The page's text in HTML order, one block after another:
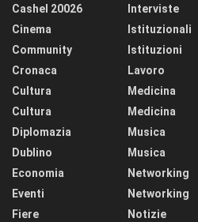
Cashel 20026
Cinema
Community
Cronaca
Cultura
Cultura
Diplomazia
Dublino
Economia
Eventi
Fiere
Interviste
Istituzionali
Istituzioni
Lavoro
Medicina
Medicina
Musica
Musica
Networking
Networking
Notizie